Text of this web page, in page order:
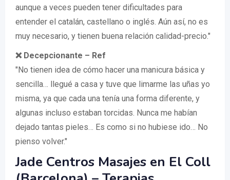
aunque a veces pueden tener dificultades para
entender el catalán, castellano o inglés. Aún así, no es
muy necesario, y tienen buena relación calidad-precio."
❌ Decepcionante – Ref
"No tienen idea de cómo hacer una manicura básica y
sencilla… llegué a casa y tuve que limarme las uñas yo
misma, ya que cada una tenía una forma diferente, y
algunas incluso estaban torcidas. Nunca me habían
dejado tantas pieles… Es como si no hubiese ido… No
pienso volver."
Jade Centros Masajes en El Coll